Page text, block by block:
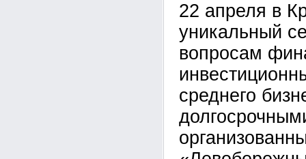
22 апреля в
уникальный
вопросам
среднего